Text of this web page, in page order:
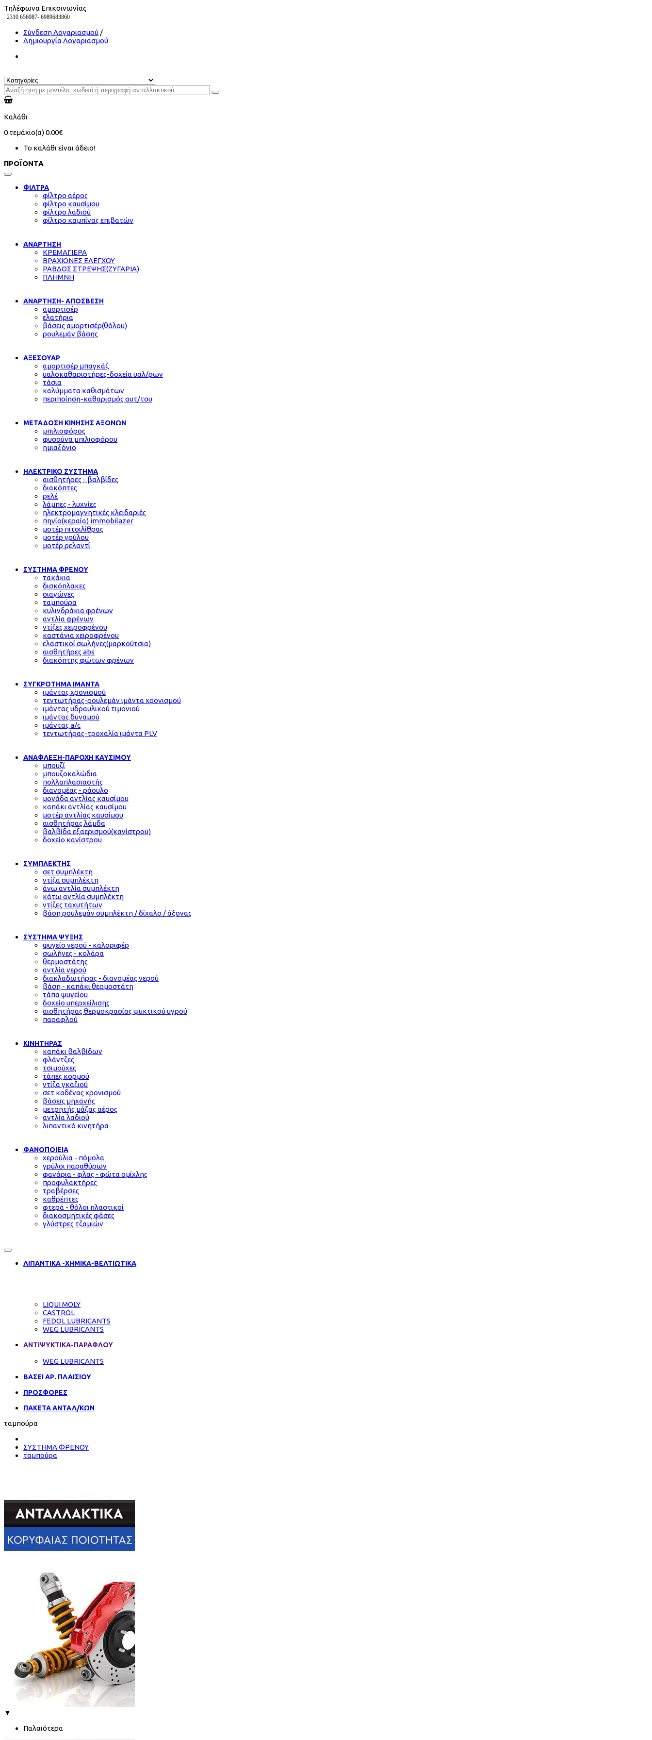
Τηλέφωνα Επικοινωνίας
2310 656987- 6989683860
Σύνδεση Λογαριασμού /
Δημιουργία Λογαριασμού
Καλάθι
0τεμάχιο(α)0.00€
Το καλάθι είναι άδειο!
ΠΡΟΪΟΝΤΑ
ΦΙΛΤΡΑ
φίλτρο αέρος
φίλτρο καυσίμου
φίλτρο λαδιού
φίλτρο καμπίνας επιβατών
ΑΝΑΡΤΗΣΗ
ΚΡΕΜΑΓΙΕΡΑ
ΒΡΑΧΙΟΝΕΣ ΕΛΕΓΧΟΥ
ΡΑΒΔΟΣ ΣΤΡΕΨΗΣ(ΖΥΓΑΡΙΑ)
ΠΛΗΜΝΗ
ΑΝΑΡΤΗΣΗ- ΑΠΟΣΒΕΣΗ
αμορτισέρ
ελατήρια
βάσεις αμορτισέρ(θόλου)
ρουλεμάν βάσης
ΑΞΕΣΟΥΑΡ
αμορτισέρ μπαγκάζ
υαλοκαθαριστήρες-δοχεία υαλ/ρων
τάσια
καλύμματα καθισμάτων
περιποίηση-καθαρισμός αυτ/του
ΜΕΤΑΔΟΣΗ ΚΙΝΗΣΗΣ ΑΞΟΝΩΝ
μπιλιοφόρος
φυσούνα μπιλιοφόρου
ημιαξόνιο
ΗΛΕΚΤΡΙΚΟ ΣΥΣΤΗΜΑ
αισθητήρες - βαλβίδες
διακόπτες
ρελέ
λάμπες - λυχνίες
ηλεκτρομαγνητικές κλειδαριές
πηνίο(κεραία) immobilazer
μοτέρ πιτσιλίθρας
μοτέρ γρύλου
μοτέρ ρελαντί
ΣΥΣΤΗΜΑ ΦΡΕΝΟΥ
τακάκια
δισκόπλακες
σιαγώνες
ταμπούρα
κυλινδράκια φρένων
αντλία φρένων
ντίζες χειροφρένου
καστάνια χειροφρένου
ελαστικοί σωλήνες(μαρκούτσια)
αισθητήρες abs
διακόπτης φώτων φρένων
ΣΥΓΚΡΟΤΗΜΑ ΙΜΑΝΤΑ
ιμάντας χρονισμού
τεντωτήρας-ρουλεμάν ιμάντα χρονισμού
ιμάντας υδραυλικού τιμονιού
ιμάντας δυναμού
ιμάντας a/c
τεντωτήρας-τροχαλία ιμάντα PLV
ΑΝΑΦΛΕΞΗ-ΠΑΡΟΧΗ ΚΑΥΣΙΜΟΥ
μπουζί
μπουζοκαλώδια
πολλαπλασιαστής
διανομέας - ράουλο
μονάδα αντλίας καυσίμου
καπάκι αντλίας καυσίμου
μοτέρ αντλίας καυσίμου
αισθητήρας λάμδα
βαλβίδα εξαερισμού(κανίστρου)
δοχείο κανίστρου
ΣΥΜΠΛΕΚΤΗΣ
σετ συμπλέκτη
ντίζα συμπλέκτη
άνω αντλία συμπλέκτη
κάτω αντλία συμπλέκτη
ντίζες ταχυτήτων
βάση ρουλεμάν συμπλέκτη / δίχαλο / άξονας
ΣΥΣΤΗΜΑ ΨΥΞΗΣ
ψυγείο νερού - καλοριφέρ
σωλήνες - κολάρα
θερμοστάτης
αντλία νερού
διακλαδωτήρας - διανομέας νερού
βάση - καπάκι θερμοστάτη
τάπα ψυγείου
δοχείο υπερχείλισης
αισθητήρας θερμοκρασίας ψυκτικού υγρού
παραφλού
ΚΙΝΗΤΗΡΑΣ
καπάκι βαλβίδων
φλάντζες
τσιμούχες
τάπες κορμού
ντίζα γκαζιού
σετ καδένας χρονισμού
βάσεις μηχανής
μετρητής μάζας αέρος
αντλία λαδιού
λιπαντικό κινητήρα
ΦΑΝΟΠΟΙΕΙΑ
χερούλια - πόμολα
γρύλοι παραθύρων
φανάρια - φλας - φώτα ομίχλης
προφυλακτήρες
τραβέρσες
καθρέπτες
φτερά - θόλοι πλαστικοί
διακοσμητικές φάσες
γλύστρες τζαμιών
ΛΙΠΑΝΤΙΚΑ -ΧΗΜΙΚΑ-ΒΕΛΤΙΩΤΙΚΑ
LIQUI MOLY
CASTROL
FEDOL LUBRICANTS
WEG LUBRICANTS
ΑΝΤΙΨΥΚΤΙΚΑ-ΠΑΡΑΦΛΟΥ
WEG LUBRICANTS
ΒΑΣΕΙ ΑΡ. ΠΛΑΙΣΙΟΥ
ΠΡΟΣΦΟΡΕΣ
ΠΑΚΕΤΑ ΑΝΤΑΛ/ΚΩΝ
ταμπούρα
ΣΥΣΤΗΜΑ ΦΡΕΝΟΥ
ταμπούρα
▼
Παλαιότερα